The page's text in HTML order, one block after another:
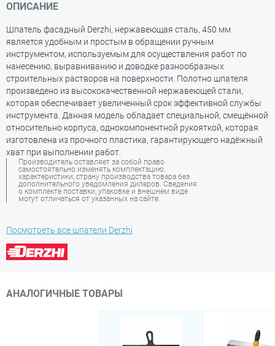
ОПИСАНИЕ
Шпатель фасадный Derzhi, нержавеющая сталь, 450 мм
является удобным и простым в обращении ручным
инструментом, используемым для осуществления работ по
нанесению, выравниванию и доводке разнообразных
строительных растворов на поверхности. Полотно шпателя
произведено из высококачественной нержавеющей стали,
которая обеспечивает увеличенный срок эффективной службы
инструмента. Данная модель обладает специальной, смещённой
относительно корпуса, однокомпонентной рукояткой, которая
изготовлена из прочного пластика, гарантирующего надёжный
хват при выполнении работ.
Производитель оставляет за собой право
самостоятельно изменять комплектацию,
характеристики, страну производства товара без
дополнительного уведомления дилеров. Сведения
о комплекте поставки, упаковке и внешнем виде
могут отличаться от указанных на сайте.
Посмотреть все шпатели Derzhi
АНАЛОГИЧНЫЕ ТОВАРЫ